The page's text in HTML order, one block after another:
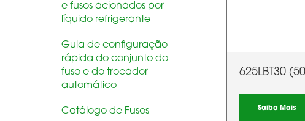
625LBT30
Saiba Mais
e fusos acionados por
líquido refrigerante
Guia de configuração
rápida do conjunto do
fuso e do trocador
automático
Catálogo de Fusos